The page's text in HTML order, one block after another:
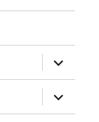
위
메
확
장
위
메